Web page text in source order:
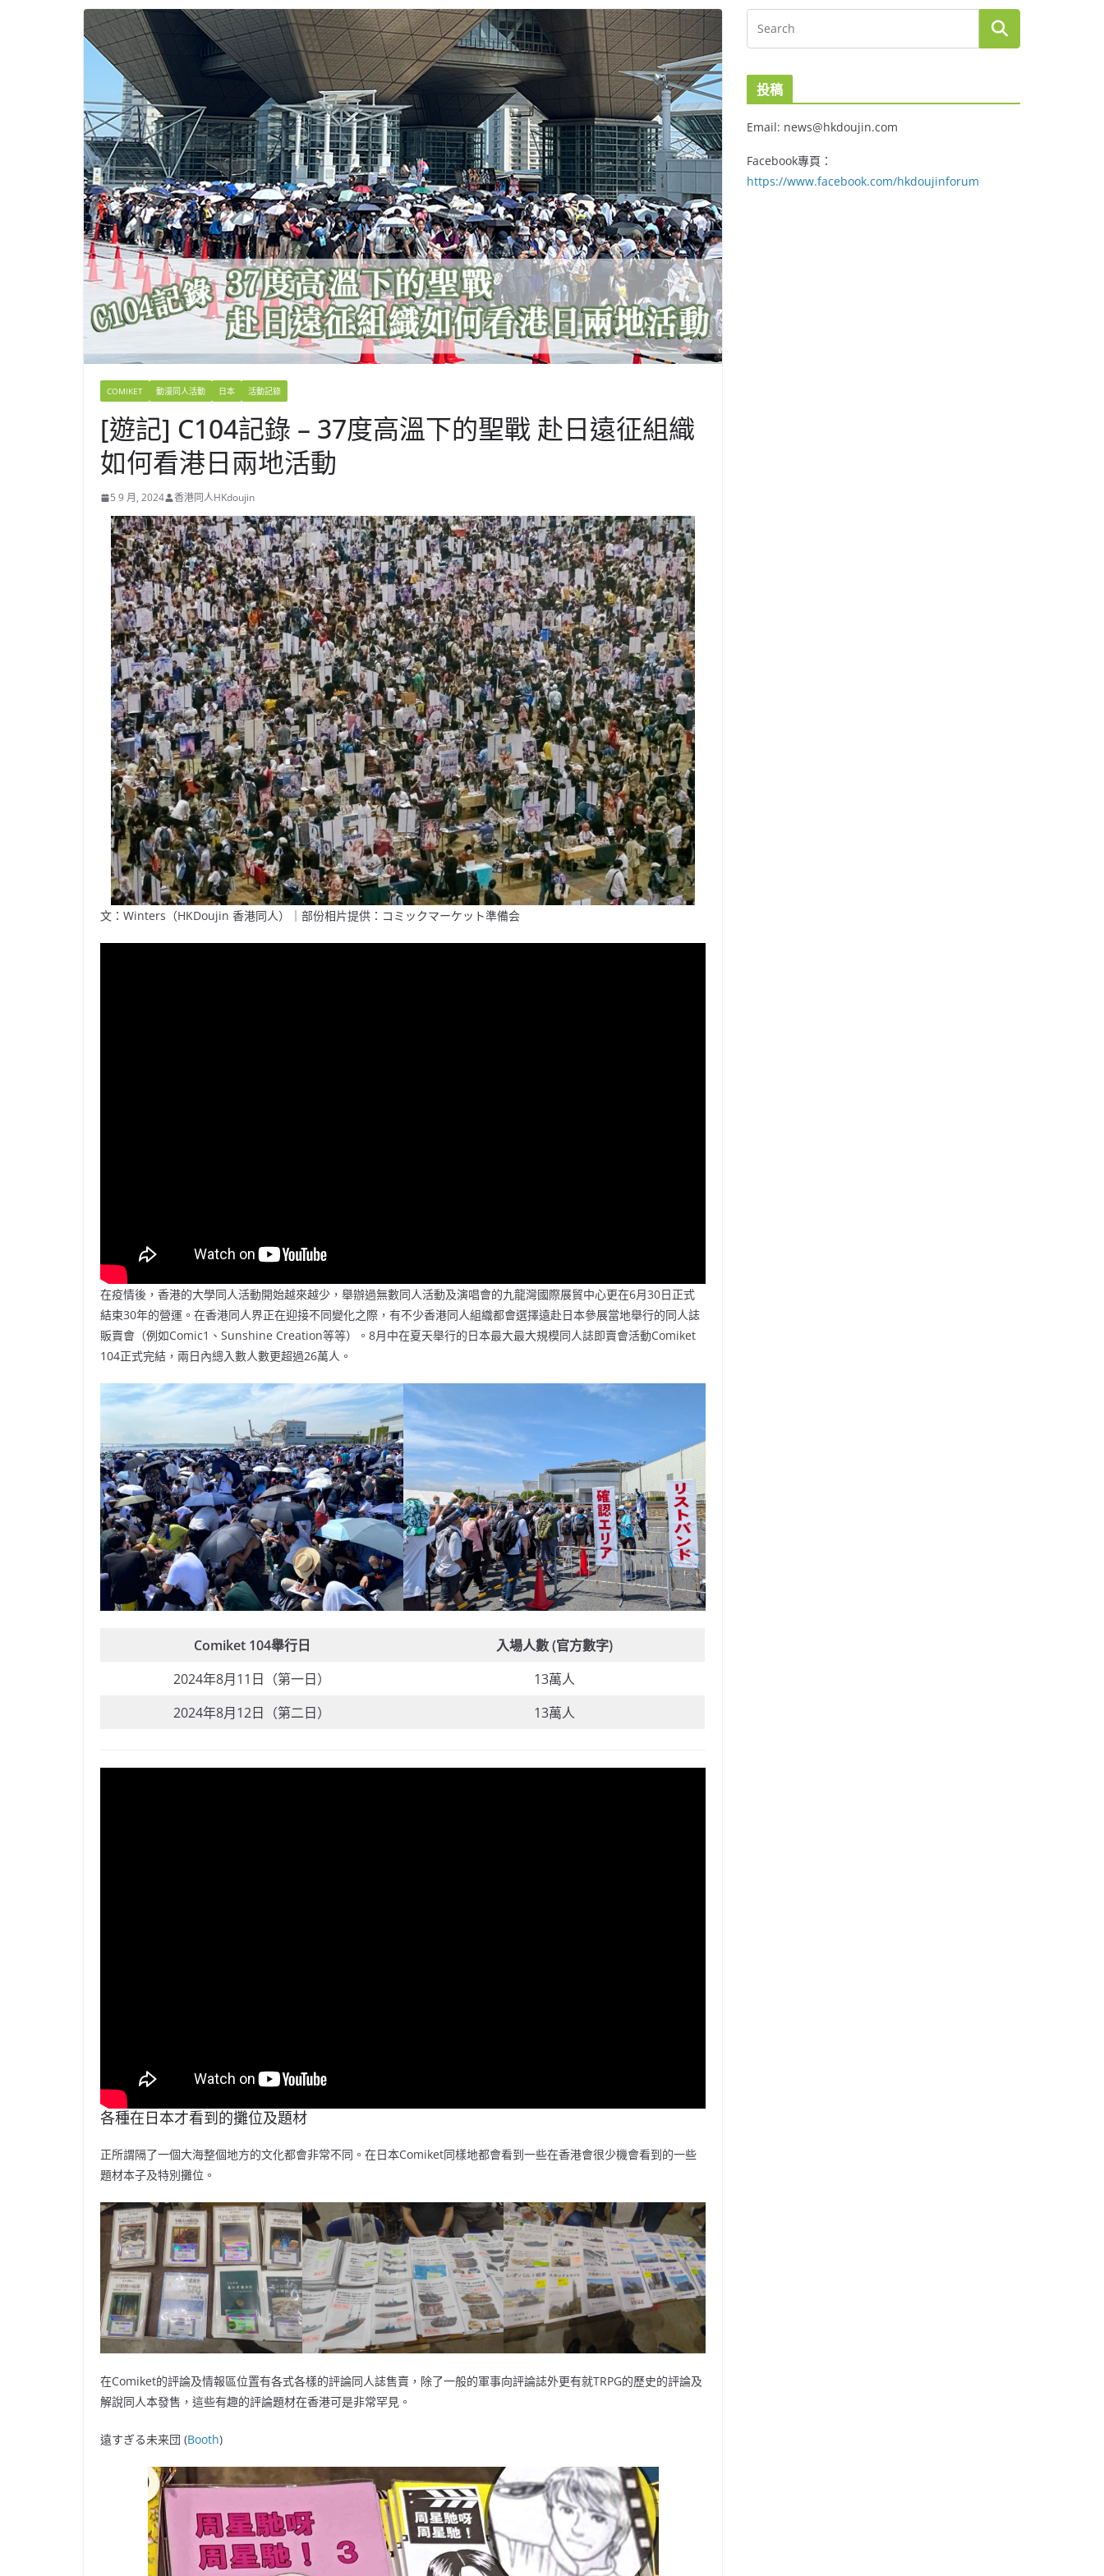
COMIKET 動漫同人活動 日本 活動記錄
[遊記] C104記錄 – 37度高溫下的聖戰 赴日遠征組織
如何看港日兩地活動
5 9 月, 2024 香港同人HKdoujin
文：Winters（HKDoujin 香港同人）｜部份相片提供：コミックマーケット準備会
在疫情後，香港的大學同人活動開始越來越少，舉辦過無數同人活動及演唱會的九龍灣國際展貿中心更在6月30日正式
結束30年的營運。在香港同人界正在迎接不同變化之際，有不少香港同人組織都會選擇遠赴日本參展當地舉行的同人誌
販賣會（例如Comic1、Sunshine Creation等等）。8月中在夏天舉行的日本最大最大規模同人誌即賣會活動Comiket
104正式完結，兩日內總入數人數更超過26萬人。
Comiket 104舉行日
入場人數 (官方數字)
2024年8月11日（第一日）
13萬人
2024年8月12日（第二日）
13萬人
各種在日本才看到的攤位及題材
正所謂隔了一個大海整個地方的文化都會非常不同。在日本Comiket同樣地都會看到一些在香港會很少機會看到的一些
題材本子及特別攤位。
在Comiket的評論及情報區位置有各式各樣的評論同人誌售賣，除了一般的軍事向評論誌外更有就TRPG的歷史的評論及
解說同人本發售，這些有趣的評論題材在香港可是非常罕見。
遠すぎる未来団 (Booth)
投稿
Email: news@hkdoujin.com
Facebook專頁：
https://www.facebook.com/hkdoujinforum